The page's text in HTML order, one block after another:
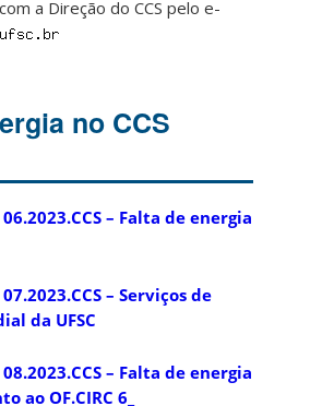
a Direção do CCS pelo e-
no CCS
06.2023.CCS – Falta de energia
07.2023.CCS – Serviços de
da UFSC
08.2023.CCS – Falta de energia
ao OF.CIRC 6_